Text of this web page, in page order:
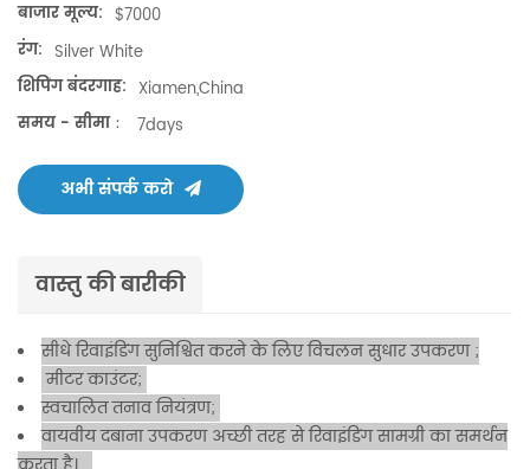
बाजार मूल्य: $7000
रंग: Silver White
शिपिंग बंदरगाह: Xiamen,China
समय - सीमा：
7days
अभी संपर्क करो
वास्तु की बारीकी
सीधे रिवाइंडिंग सुनिश्चित करने के लिए विचलन सुधार उपकरण;
मीटर काउंटर;
स्वचालित तनाव नियंत्रण;
वायवीय दबाना उपकरण अच्छी तरह से रिवाइंडिंग सामग्री का समर्थन